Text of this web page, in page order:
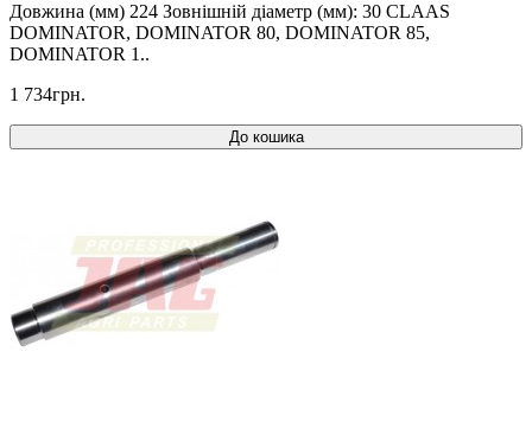
Довжина (мм) 224 Зовнішній діаметр (мм): 30 CLAAS
DOMINATOR, DOMINATOR 80, DOMINATOR 85,
DOMINATOR 1..
1 734грн.
До кошика